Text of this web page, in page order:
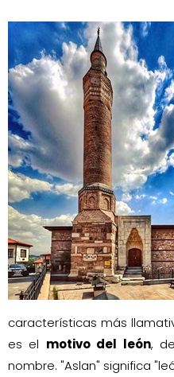
características más
es el motivo del león,
nombre. "Aslan" significa